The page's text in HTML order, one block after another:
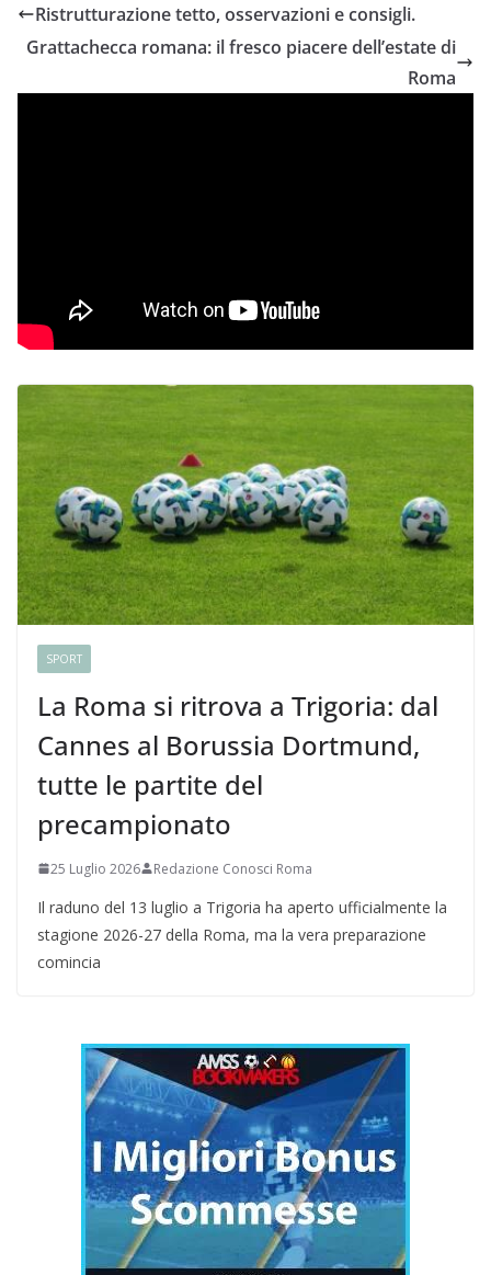
Ristrutturazione tetto, osservazioni e consigli.
Grattachecca romana: il fresco piacere dell’estate di
Roma
SPORT
La Roma si ritrova a Trigoria: dal
Cannes al Borussia Dortmund,
tutte le partite del
precampionato
25 Luglio 2026 Redazione Conosci Roma
Il raduno del 13 luglio a Trigoria ha aperto ufficialmente la
stagione 2026-27 della Roma, ma la vera preparazione
comincia